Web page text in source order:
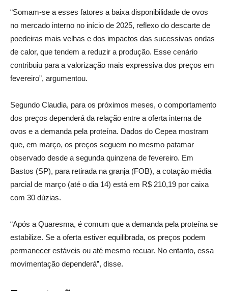
“Somam-se a esses fatores a baixa disponibilidade de ovos
no mercado interno no início de 2025, reflexo do descarte de
poedeiras mais velhas e dos impactos das sucessivas ondas
de calor, que tendem a reduzir a produção. Esse cenário
contribuiu para a valorização mais expressiva dos preços em
fevereiro”, argumentou.
Segundo Claudia, para os próximos meses, o comportamento
dos preços dependerá da relação entre a oferta interna de
ovos e a demanda pela proteína. Dados do Cepea mostram
que, em março, os preços seguem no mesmo patamar
observado desde a segunda quinzena de fevereiro. Em
Bastos (SP), para retirada na granja (FOB), a cotação média
parcial de março (até o dia 14) está em R$ 210,19 por caixa
com 30 dúzias.
“Após a Quaresma, é comum que a demanda pela proteína se
estabilize. Se a oferta estiver equilibrada, os preços podem
permanecer estáveis ou até mesmo recuar. No entanto, essa
movimentação dependerá”, disse.